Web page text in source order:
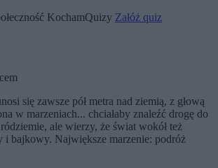
KochamQuizy Załóż quiz
się zawsze pół metra nad ziemią, z głową
w marzeniach... chciałaby znaleźć drogę do
ale wierzy, że świat wokół też
i bajkowy. Największe marzenie: podróż